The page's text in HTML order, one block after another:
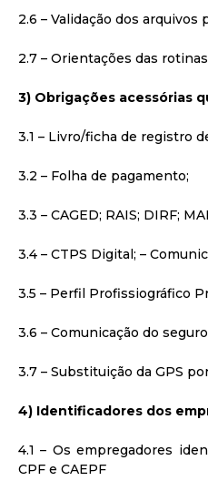
2.6 – Validação dos
2.7 – Orientações das
3) Obrigações acessórias
3.1 – Livro/ficha de registro
3.2 – Folha de pagamento;
3.3 – CAGED; RAIS; DIRF;
3.4 – CTPS Digital; –
3.5 – Perfil Profissiográfico
3.6 – Comunicação do
3.7 – Substituição da GPS
4) Identificadores dos
4.1 – Os empregadores
CPF e CAEPF